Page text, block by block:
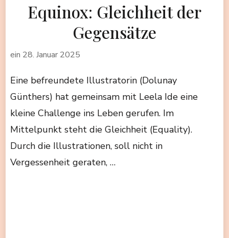
Equinox: Gleichheit der
Gegensätze
ein 28. Januar 2025
Eine befreundete Illustratorin (Dolunay
Günthers) hat gemeinsam mit Leela Ide eine
kleine Challenge ins Leben gerufen. Im
Mittelpunkt steht die Gleichheit (Equality).
Durch die Illustrationen, soll nicht in
Vergessenheit geraten, …